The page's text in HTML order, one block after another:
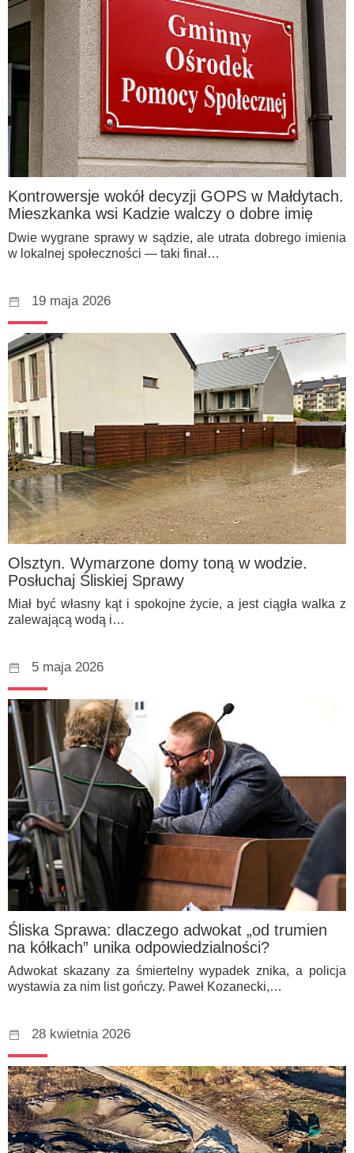
Kontrowersje wokół decyzji GOPS w Małdytach.
Mieszkanka wsi Kadzie walczy o dobre imię
Dwie wygrane sprawy w sądzie, ale utrata dobrego imienia
w lokalnej społeczności — taki finał…
19 maja 2026
Olsztyn. Wymarzone domy toną w wodzie.
Posłuchaj Śliskiej Sprawy
Miał być własny kąt i spokojne życie, a jest ciągła walka z
zalewającą wodą i…
5 maja 2026
Śliska Sprawa: dlaczego adwokat „od trumien
na kółkach” unika odpowiedzialności?
Adwokat skazany za śmiertelny wypadek znika, a policja
wystawia za nim list gończy. Paweł Kozanecki,…
28 kwietnia 2026